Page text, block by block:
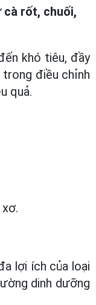
cà rốt, chuối,
khó tiêu, đầy
điều chỉnh
quả.
lợi ích của loại
dinh dưỡng